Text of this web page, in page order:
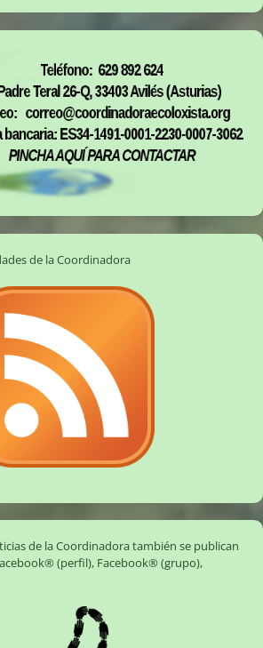
de la Coordinadora
de la Coordinadora también se publican
(perfil), Facebook® (grupo),